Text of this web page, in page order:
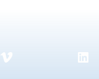
Vimeo